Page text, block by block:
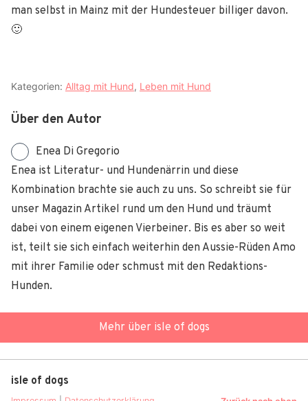
man selbst in Mainz mit der Hundesteuer billiger davon.
🙂
Kategorien: Alltag mit Hund, Leben mit Hund
Über den Autor
Enea Di Gregorio
Enea ist Literatur- und Hundenärrin und diese
Kombination brachte sie auch zu uns. So schreibt sie für
unser Magazin Artikel rund um den Hund und träumt
dabei von einem eigenen Vierbeiner. Bis es aber so weit
ist, teilt sie sich einfach weiterhin den Aussie-Rüden Amo
mit ihrer Familie oder schmust mit den Redaktions-
Hunden.
Mehr über isle of dogs
isle of dogs